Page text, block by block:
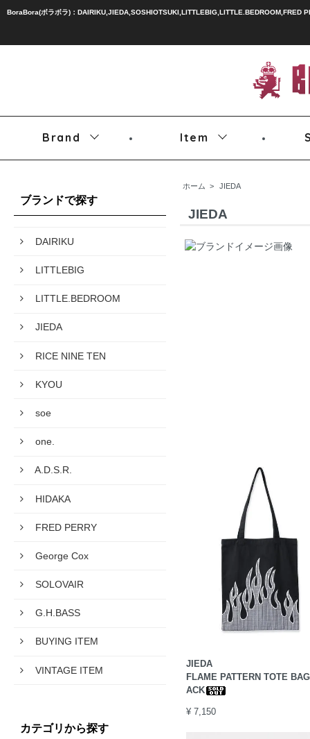
BoraBora(ボラボラ)：DAIRIKU,JIEDA,SOSHIOTSUKI,LITTLEBIG,LITTLE.BEDROOM,FRED
Brand Item
ブランドで探す
DAIRIKU
LITTLEBIG
LITTLE.BEDROOM
JIEDA
RICE NINE TEN
KYOU
soe
one.
A.D.S.R.
HIDAKA
FRED PERRY
George Cox
SOLOVAIR
G.H.BASS
BUYING ITEM
VINTAGE ITEM
カテゴリから探す
ホーム > JIEDA
JIEDA
JIEDA
FLAME PATTERN TOTE
ACK
¥ 7,150